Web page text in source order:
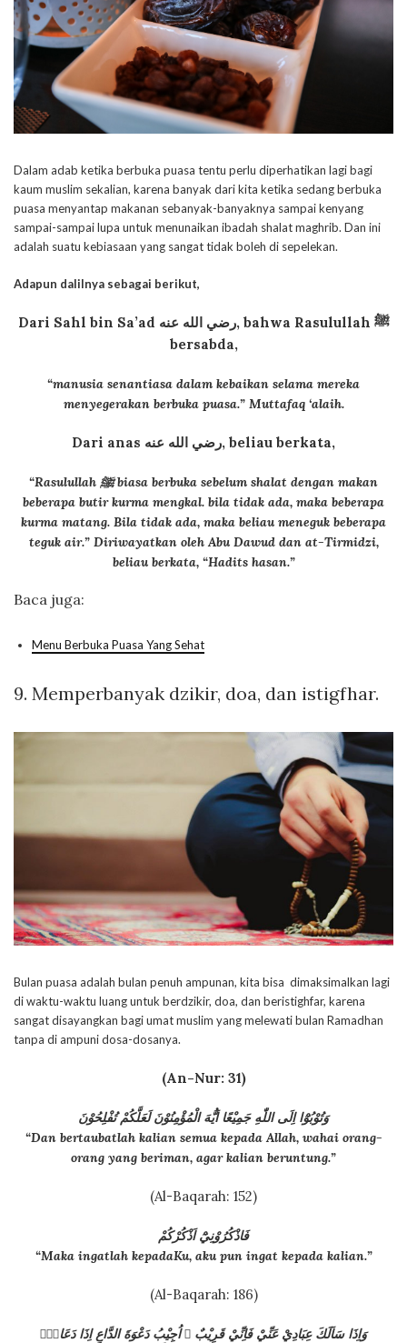
Dalam adab ketika berbuka puasa tentu perlu diperhatikan lagi bagi
kaum muslim sekalian, karena banyak dari kita ketika sedang berbuka
puasa menyantap makanan sebanyak-banyaknya sampai kenyang
sampai-sampai lupa untuk menunaikan ibadah shalat maghrib. Dan ini
adalah suatu kebiasaan yang sangat tidak boleh di sepelekan.
Adapun dalilnya sebagai berikut,
Dari Sahl bin Sa’ad رضي الله عنه, bahwa Rasulullah ﷺ
bersabda,
“manusia senantiasa dalam kebaikan selama mereka
menyegerakan berbuka puasa.” Muttafaq ‘alaih.
Dari anas رضي الله عنه, beliau berkata,
“Rasulullah ﷺ biasa berbuka sebelum shalat dengan makan
beberapa butir kurma mengkal. bila tidak ada, maka beberapa
kurma matang. Bila tidak ada, maka beliau meneguk beberapa
teguk air.” Diriwayatkan oleh Abu Dawud dan at-Tirmidzi,
beliau berkata, “Hadits hasan.”
Baca juga:
Menu Berbuka Puasa Yang Sehat
9. Memperbanyak dzikir, doa, dan istigfhar.
Bulan puasa adalah bulan penuh ampunan, kita bisa dimaksimalkan lagi
di waktu-waktu luang untuk berdzikir, doa, dan beristighfar, karena
sangat disayangkan bagi umat muslim yang melewati bulan Ramadhan
tanpa di ampuni dosa-dosanya.
(An-Nur: 31)
وَتُوْبُوْٓا اِلَى اللّٰهِ جَمِيْعًا اَيُّهَ الْمُؤْمِنُوْنَ لَعَلَّكُمْ تُفْلِحُوْنَ
“Dan bertaubatlah kalian semua kepada Allah, wahai orang-
orang yang beriman, agar kalian beruntung.”
(Al-Baqarah: 152)
فَاذْكُرُوْنِيْٓ اَذْكُرْكُمْ
“Maka ingatlah kepadaKu, aku pun ingat kepada kalian.”
(Al-Baqarah: 186)
وَاِذَا سَاَلَكَ عِبَادِيْ عَنِّيْ فَاِنِّيْ قَرِيْبٌ ۗ اُجِيْبُ دَعْوَةَ الدَّاعِ اِذَا دَعَانِۙ